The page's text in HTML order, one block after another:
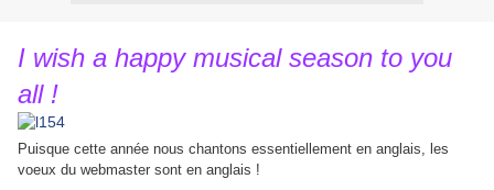
I wish a happy musical season to you
all !
Puisque cette année nous chantons essentiellement en anglais, les
voeux du webmaster sont en anglais !